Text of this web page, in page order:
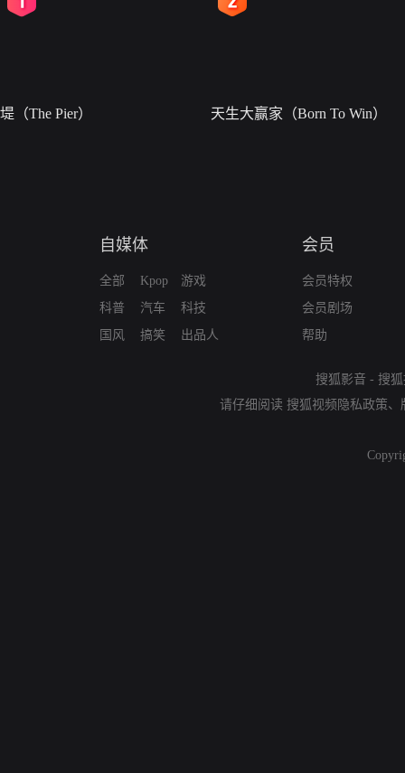
堤（The Pier） 天生大赢家（Born To Win）
自媒体
全部
科普
国风
Kpop
汽车
搞笑
游戏
科技
出品人
会员
会员特权
会员剧场
帮助
搜狐影音 - 搜
请仔细阅读 搜狐视频隐私政策、